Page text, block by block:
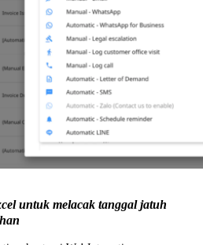
untuk melacak tanggal jatuh